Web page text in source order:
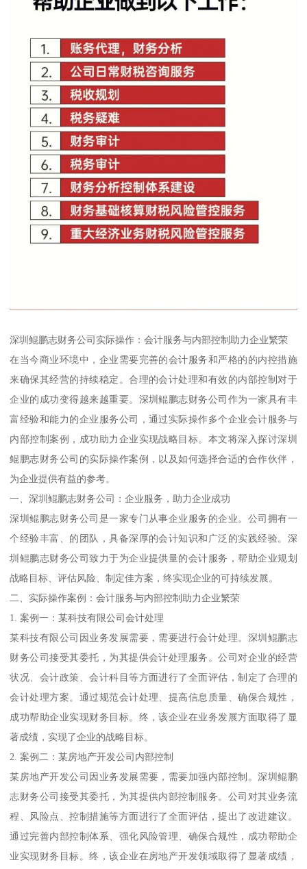
深圳鲲鹏志财务公司实际操作：会计服务与内部控制助力企业繁荣
在当今商业环境中，企业需要完善的会计服务和严格的的内控措施
来确保其经营的持续稳定。合理的会计处理和有效的内部控制对于
企业的成功变得越来越重要。深圳鲲鹏志财务公司作为一家具有丰
富经验和能力的企业服务公司，通过实际操作多个企业会计服务与
内部控制案例，成功助力企业实现战略目标。本文将深入探讨深圳
鲲鹏志财务公司的实际操作案例，以及如何选择合适的合作伙伴，
为企业提供有益的参考。
一、深圳鲲鹏志财务公司：企业服务，助力企业成功
深圳鲲鹏志财务公司是一家专门从事企业服务的企业。公司拥有一
个经验丰富、的团队，具备深厚的会计知识和广泛的实践经验。深
圳鲲鹏志财务公司致力于为企业提供量的会计服务，帮助企业规划
战略目标、评估风险、制定佳方案，终实现企业的可持续发展。
二、实际操作案例：会计服务与内部控制助力企业繁荣
1. 案例一：某科技有限公司会计处理
某科技有限公司因业务发展需要，需要进行会计处理。深圳鲲鹏志
财务公司接受其委托，为其提供会计处理服务。公司对企业的经营
状况、会计政策、会计科目等方面进行了全面评估，制定了合理的
会计处理方案。通过规范会计处理、提高信息质量、确保合规性，
成功帮助企业实现财务目标。终，该企业在业务发展方面取得了显
著成绩，实现了企业的战略目标。
2. 案例二：某房地产开发公司内部控制
某房地产开发公司因业务发展需要，需要加强内部控制。深圳鲲鹏
志财务公司接受其委托，为其提供内部控制服务。公司对其业务流
程、风险点、控制措施等方面进行了全面评估，提出了改进建议。
通过完善内部控制体系、强化风险管理、确保合规性，成功帮助企
业实现财务目标。终，该企业在房地产开发领域取得了显著成绩，